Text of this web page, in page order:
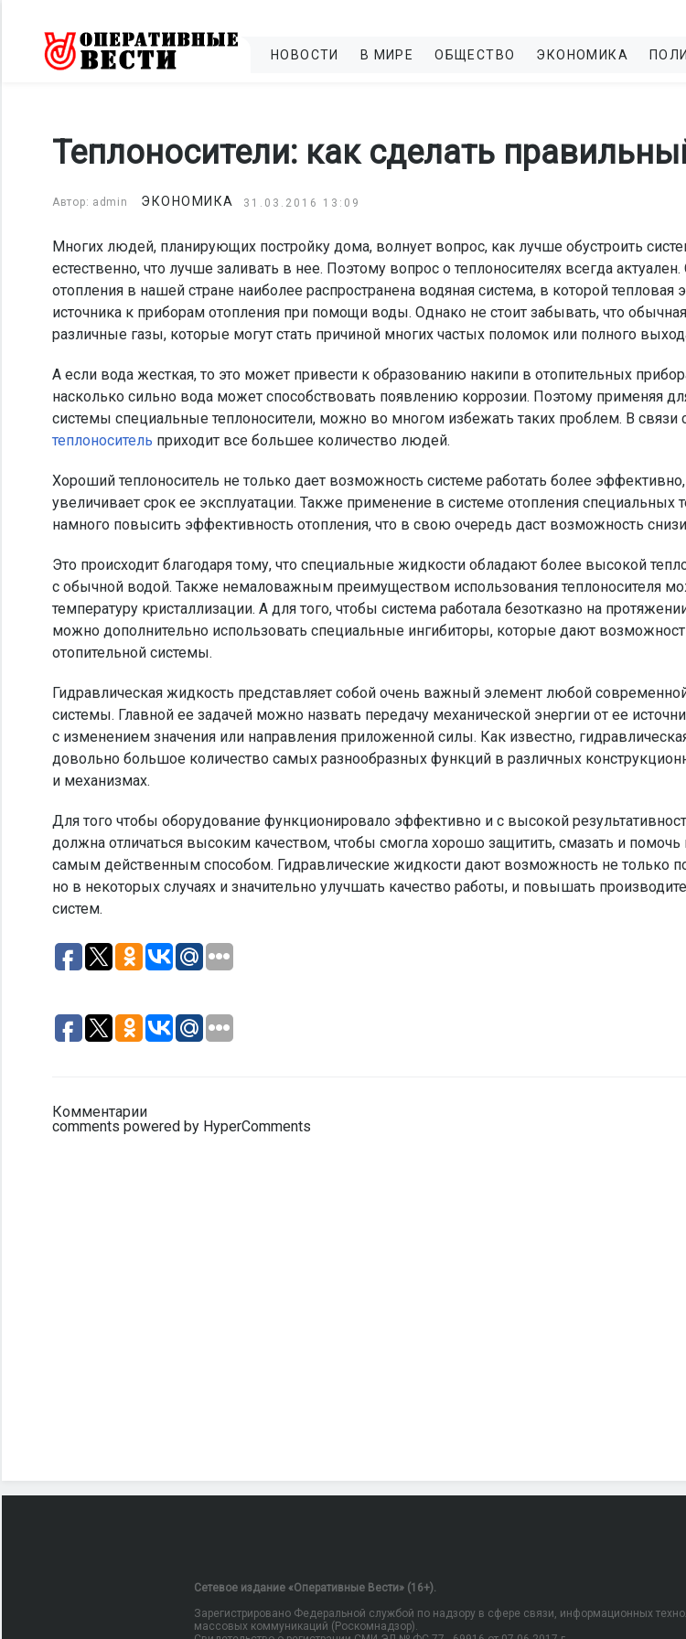
НОВОСТИ В МИРЕ ОБЩЕСТВО ЭКОНОМИКА
Теплоносители: как сделать
Автор: admin ЭКОНОМИКА 31.03.2016 13:09
Многих людей, планирующих постройку дома, волнует вопрос, как лучше обустроить
естественно, что лучше заливать в нее. Поэтому вопрос о теплоносителях всегда
отопления в нашей стране наиболее распространена водяная система, в которой тепловая
источника к приборам отопления при помощи воды. Однако не стоит забывать, что
различные газы, которые могут стать причиной многих частых поломок или полного
А если вода жесткая, то это может привести к образованию накипи в отопительных
насколько сильно вода может способствовать появлению коррозии. Поэтому применяя
системы специальные теплоносители, можно во многом избежать таких проблем. В
теплоноситель приходит все большее количество людей.
Хороший теплоноситель не только дает возможность системе работать более
увеличивает срок ее эксплуатации. Также применение в системе отопления специальных
намного повысить эффективность отопления, что в свою очередь даст возможность
Это происходит благодаря тому, что специальные жидкости обладают более высокой
с обычной водой. Также немаловажным преимуществом использования теплоносителя
температуру кристаллизации. А для того, чтобы система работала безотказно на
можно дополнительно использовать специальные ингибиторы, которые дают
отопительной системы.
Гидравлическая жидкость представляет собой очень важный элемент любой
системы. Главной ее задачей можно назвать передачу механической энергии от ее
с изменением значения или направления приложенной силы. Как известно,
довольно большое количество самых разнообразных функций в различных
и механизмах.
Для того чтобы оборудование функционировало эффективно и с высокой
должна отличаться высоким качеством, чтобы смогла хорошо защитить, смазать и
самым действенным способом. Гидравлические жидкости дают возможность не только
но в некоторых случаях и значительно улучшать качество работы, и повышать
систем.
Комментарии
comments powered by HyperComments
Сетевое издание «Оперативные Вести» (16+).
Зарегистрировано Федеральной службой по надзору в сфере связи, информационных
массовых коммуникаций (Роскомнадзор).